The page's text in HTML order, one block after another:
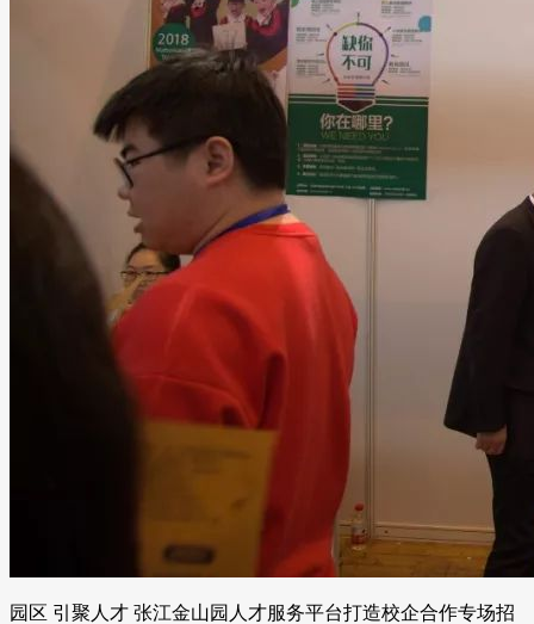
园区 引聚人才 张江金山园人才服务平台打造校企合作专场招